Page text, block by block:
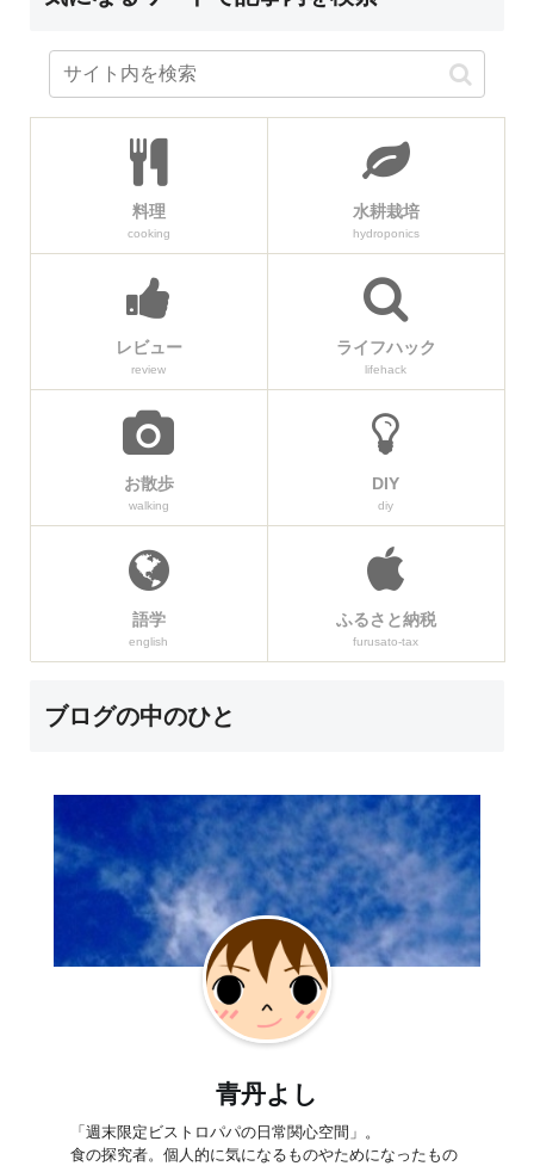
料理
cooking
水耕栽培
hydroponics
レビュー
review
ライフハック
lifehack
お散歩
walking
DIY
diy
語学
english
ふるさと納税
furusato-tax
ブログの中のひと
青丹よし
「週末限定ビストロパパの日常関心空間」。
食の探究者。個人的に気になるものやためになったもの